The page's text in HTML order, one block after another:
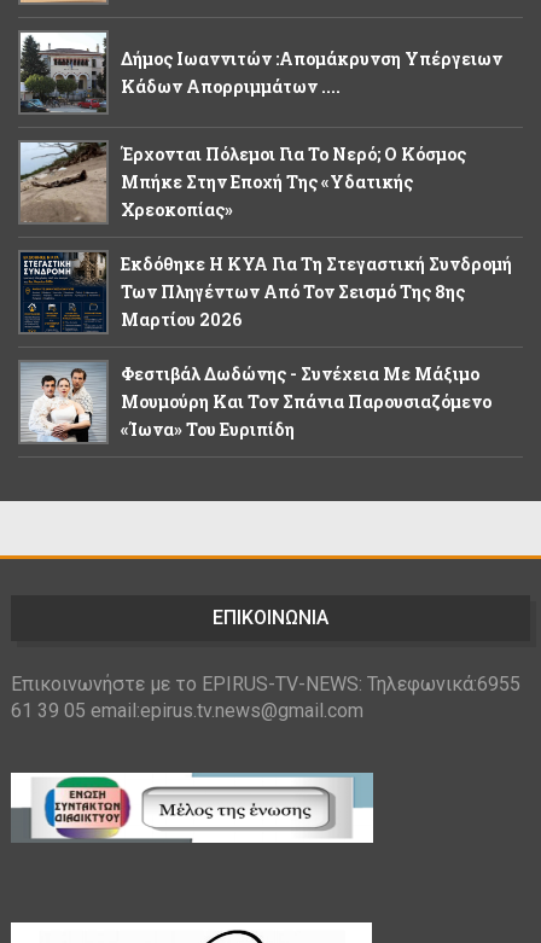
Δήμος Ιωαννιτών :Απομάκρυνση Υπέργειων
Κάδων Απορριμμάτων ....
Έρχονται Πόλεμοι Για Το Νερό; Ο Κόσμος
Μπήκε Στην Εποχή Της «υδατικής
Χρεοκοπίας»
Εκδόθηκε Η ΚΥΑ Για Τη Στεγαστική Συνδρομή
Των Πληγέντων Από Τον Σεισμό Της 8ης
Μαρτίου 2026
Φεστιβάλ Δωδώνης - Συνέχεια Με Μάξιμο
Μουμούρη Και Τον Σπάνια Παρουσιαζόμενο
«Ίωνα» Του Ευριπίδη
ΕΠΙΚΟΙΝΩΝΙΑ
Επικοινωνήστε με το EPIRUS-TV-NEWS: Τηλεφωνικά:6955
61 39 05 email:epirus.tv.news@gmail.com